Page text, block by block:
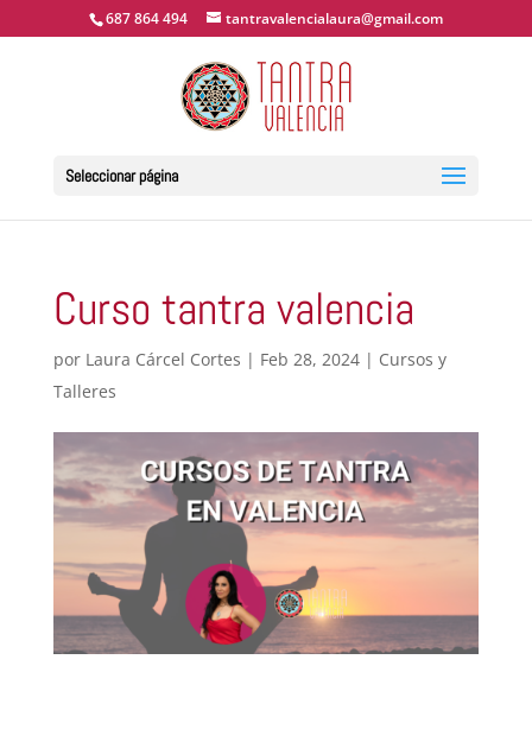
687 864 494 tantravalencialaura@gmail.com
Seleccionar página
Curso tantra valencia
por Laura Cárcel Cortes | Feb 28, 2024| Cursos y
Talleres